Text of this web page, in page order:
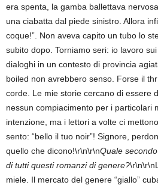
era spenta, la gamba ballettava
una ciabatta dal piede sinistro. Allora
coque!”. Non aveva capito un tubo lo
subito dopo. Torniamo seri: io lavoro
dialoghi in un contesto di provincia
boiled non avrebbero senso. Forse il
corde. Le mie storie cercano di essere
nessun compiacimento per i particolari
intenzione, ma i lettori a volte ci
sento: “bello il tuo noir”! Signore,
quello che dicono!\r\n\r\nQuale
di tutti questi romanzi di genere?
miele. Il mercato del genere “giallo”